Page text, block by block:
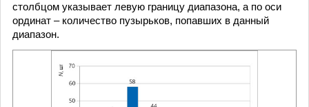
столбцом указывает левую границу диапазона, а по оси
ординат – количество пузырьков, попавших в данный
диапазон.